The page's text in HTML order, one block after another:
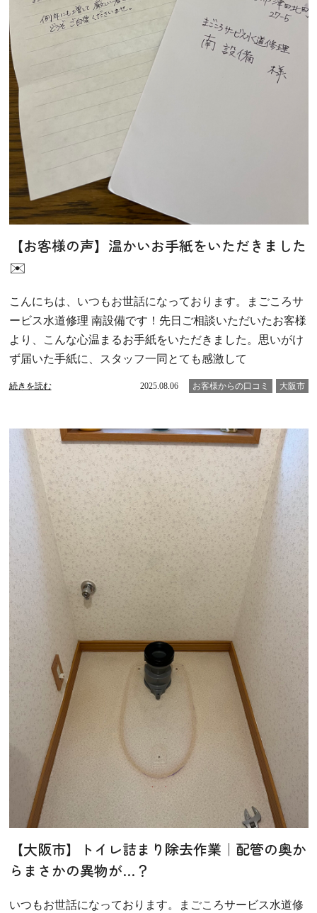
【お客様の声】温かいお手紙をいただきました
✉️
こんにちは、いつもお世話になっております。まごころサ
ービス水道修理 南設備です！先日ご相談いただいたお客様
より、こんな心温まるお手紙をいただきました。思いがけ
ず届いた手紙に、スタッフ一同とても感激して
続きを読む 2025.08.06 お客様からの口コミ 大阪市
【大阪市】トイレ詰まり除去作業｜配管の奥か
らまさかの異物が…？
いつもお世話になっております。まごころサービス水道修